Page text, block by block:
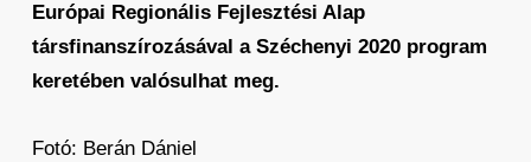
Európai Regionális Fejlesztési Alap
társfinanszírozásával a Széchenyi 2020 program
keretében valósulhat meg.
Fotó: Berán Dániel